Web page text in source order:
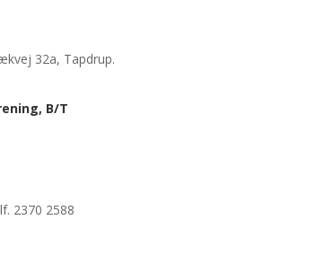
32a, Tapdrup.
B/T
2370 2588